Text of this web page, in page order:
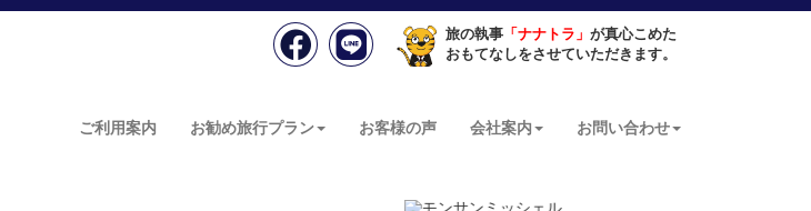
旅の執事「ナナトラ」 が真心こめた
おもてなしをさせていただきます。
ご利用案内 お勧め旅行プラン お客様の声 会社案内 お問い合わせ